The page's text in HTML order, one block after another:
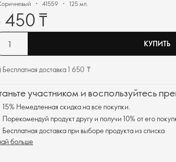
41559 125 мл.
450 ₸
КУПИТЬ
Бесплатная доставка 1 650 ₸
участником и воспользуйтесь
15% Немедленная скидка на все покупки.
Порекомендуй продукт другу и получи 10% от его
Бесплатная доставка при выборе продукта из списка
больше